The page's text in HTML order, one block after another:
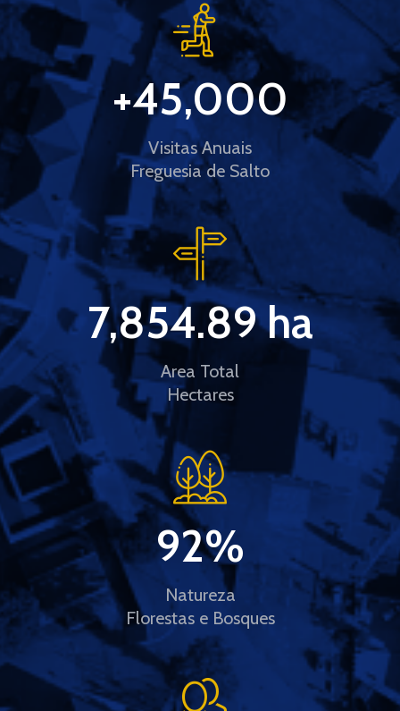
Visitas Anuais
Freguesia de Salto
+45,000
Area Total
Hectares
7,854.89 ha
Natureza
Florestas e Bosques
92%